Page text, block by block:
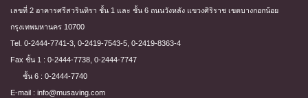
เลขที่ 2 อาคารศรีสวรินทิรา ชั้น 1 และ ชั้น 6 ถนนวังหลัง แขวงศิริราช เขตบางกอกน้อย
กรุงเทพมหานคร 10700
Tel. 0-2444-7741-3, 0-2419-7543-5, 0-2419-8363-4
Fax ชั้น 1 : 0-2444-7738, 0-2444-7747
ชั้น 6 : 0-2444-7740
E-mail : info@musaving.com